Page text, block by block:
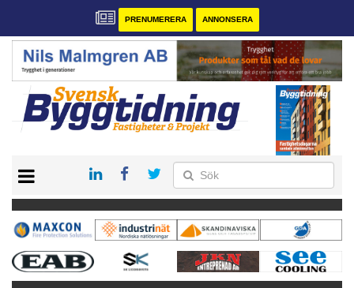
PRENUMERERA ANNONSERA
PRENUMERERA
VÅRA ANDRA MAGASIN
ANNONSERA
KONTAKT